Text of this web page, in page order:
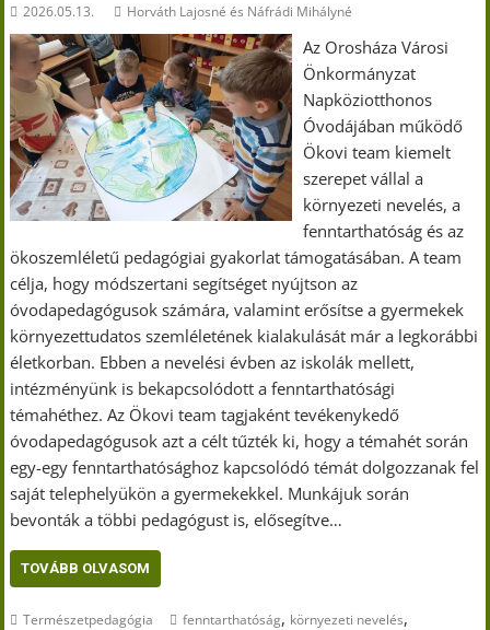
2026.05.13. Horváth Lajosné és Náfrádi Mihályné
Az Orosháza Városi
Önkormányzat
Napköziotthonos
Óvodájában működő
Ökovi team kiemelt
szerepet vállal a
környezeti nevelés, a
fenntarthatóság és az
ökoszemléletű pedagógiai gyakorlat támogatásában. A team
célja, hogy módszertani segítséget nyújtson az
óvodapedagógusok számára, valamint erősítse a gyermekek
környezettudatos szemléletének kialakulását már a legkorábbi
életkorban. Ebben a nevelési évben az iskolák mellett,
intézményünk is bekapcsolódott a fenntarthatósági
témahéthez. Az Ökovi team tagjaként tevékenykedő
óvodapedagógusok azt a célt tűzték ki, hogy a témahét során
egy-egy fenntarthatósághoz kapcsolódó témát dolgozzanak fel
saját telephelyükön a gyermekekkel. Munkájuk során
bevonták a többi pedagógust is, elősegítve…
TOVÁBB OLVASOM
Természetpedagógia fenntarthatóság, környezeti nevelés,